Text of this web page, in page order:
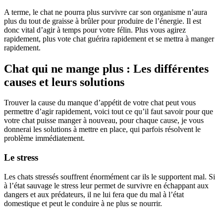
A terme, le chat ne pourra plus survivre car son organisme n’aura
plus du tout de graisse à brûler pour produire de l’énergie. Il est
donc vital d’agir à temps pour votre félin. Plus vous agirez
rapidement, plus vote chat guérira rapidement et se mettra à manger
rapidement.
Chat qui ne mange plus : Les différentes
causes et leurs solutions
Trouver la cause du manque d’appétit de votre chat peut vous
permettre d’agir rapidement, voici tout ce qu’il faut savoir pour que
votre chat puisse manger à nouveau, pour chaque cause, je vous
donnerai les solutions à mettre en place, qui parfois résolvent le
problème immédiatement.
Le stress
Les chats stressés souffrent énormément car ils le supportent mal. Si
à l’état sauvage le stress leur permet de survivre en échappant aux
dangers et aux prédateurs, il ne lui fera que du mal à l’état
domestique et peut le conduire à ne plus se nourrir.